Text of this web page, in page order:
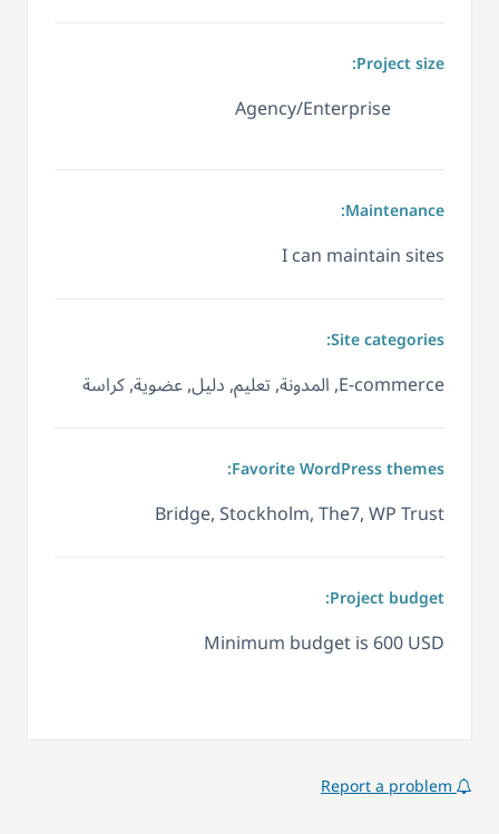
Project size:
Agency/Enterprise
Maintenance:
I can maintain sites
Site categories:
E-commerce, المدونة, تعليم, دليل, عضوية, كراسة
Favorite WordPress themes:
Bridge, Stockholm, The7, WP Trust
Project budget:
Minimum budget is 600 USD
Report a problem